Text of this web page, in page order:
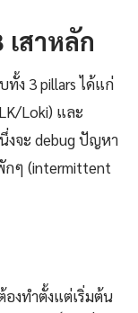
สาหลัก
ทั้ง 3 pillars ได้แก่
Loki) และ
งจะ debug ปัญหา
กๆ (intermittent
องทำตั้งแต่เริ่มต้น